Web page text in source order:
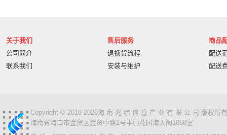
关于我们
公司简介
联系我们
售后服务
退换货流程
安装与维护
商品
配送
配送
Copyright © 2018-2026海 南 兆 纬 信 息 产 业 有 限 公 司 版权所
海南省海口市金贸区金贸中路1号半山花园海天阁1068室